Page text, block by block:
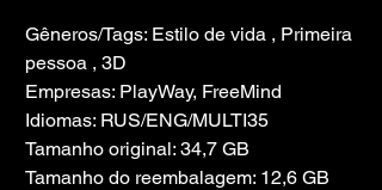
Gêneros/Tags: Estilo de vida , Primeira
pessoa , 3D
Empresas: PlayWay, FreeMind
Idiomas: RUS/ENG/MULTI35
Tamanho original: 34,7 GB
Tamanho do reembalagem: 12,6 GB